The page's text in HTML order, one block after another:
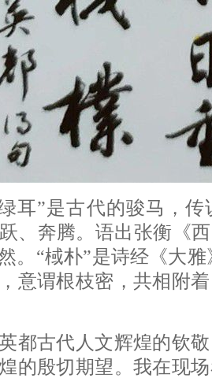
”是古代的骏马，传
、奔腾。语出张衡《
。“棫朴”是诗经《大
意谓根枝密，共相附
都古代人文辉煌的钦
的殷切期望。我在现